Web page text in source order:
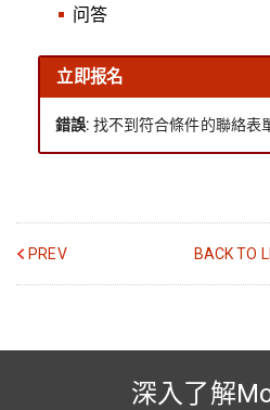
问答
立即报名
錯誤: 找不到符合條件的聯絡表
PREV BACK TO
深入了解